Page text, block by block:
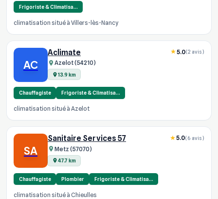
Frigoriste & Climatisa…
climatisation situé à Villers-lès-Nancy
AC
Aclimate
Azelot (54210)
13.9 km
5.0(2 avis)
Chauffagiste Frigoriste & Climatisa…
climatisation situé à Azelot
SA
Sanitaire Services 57
Metz (57070)
47.7 km
5.0(6 avis)
Chauffagiste Plombier Frigoriste & Climatisa…
climatisation situé à Chieulles